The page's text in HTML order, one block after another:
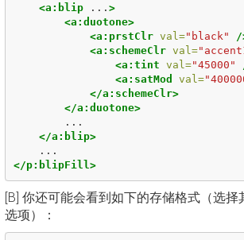
<a:blip ... >
<a:duotone>
<a:prstClr val="black"
/
<a:schemeClr val=
<a:tint val="45000"
<a:satMod
val=
</a:schemeClr>
</a:duotone>
</a:blip>
</p:blipFill>
[B] 你还可能会看到如下的存储格式（选择
选项）：